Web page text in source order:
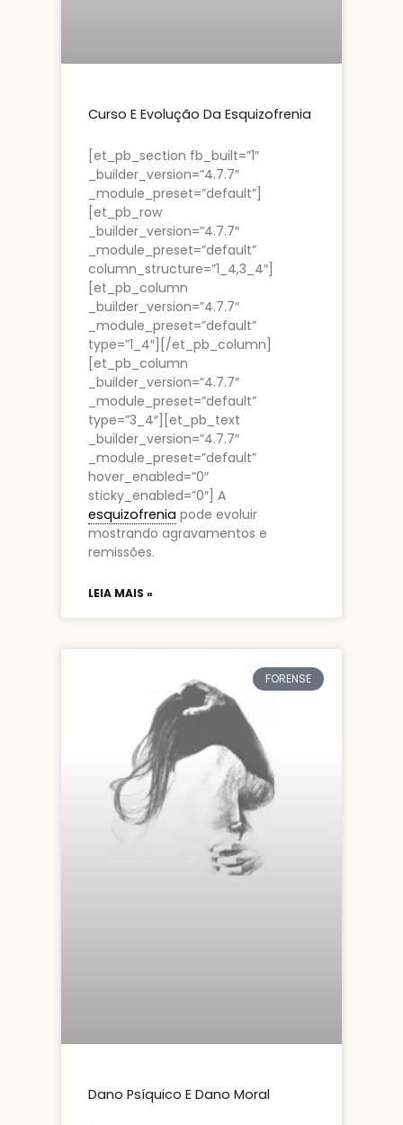
Curso E Evolução Da Esquizofrenia
[et_pb_section fb_built=”1″
_builder_version=”4.7.7″
_module_preset=”default”]
[et_pb_row
_builder_version=”4.7.7″
_module_preset=”default”
column_structure=”1_4,3_4″]
[et_pb_column
_builder_version=”4.7.7″
_module_preset=”default”
type=”1_4″][/et_pb_column]
[et_pb_column
_builder_version=”4.7.7″
_module_preset=”default”
type=”3_4″][et_pb_text
_builder_version=”4.7.7″
_module_preset=”default”
hover_enabled=”0″
sticky_enabled=”0″] A
esquizofrenia pode evoluir
mostrando agravamentos e
remissões.
LEIA MAIS »
FORENSE
Dano Psíquico E Dano Moral